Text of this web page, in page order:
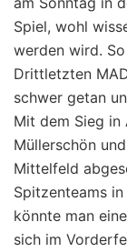
Spiel, wohl
werden wird.
Drittletzten
schwer getan
Mit dem Sieg in
Müllerschön
Mittelfeld
Spitzenteams
könnte man
sich im